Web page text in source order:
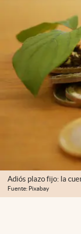
Adiós plazo fijo: la
Fuente: Pixabay